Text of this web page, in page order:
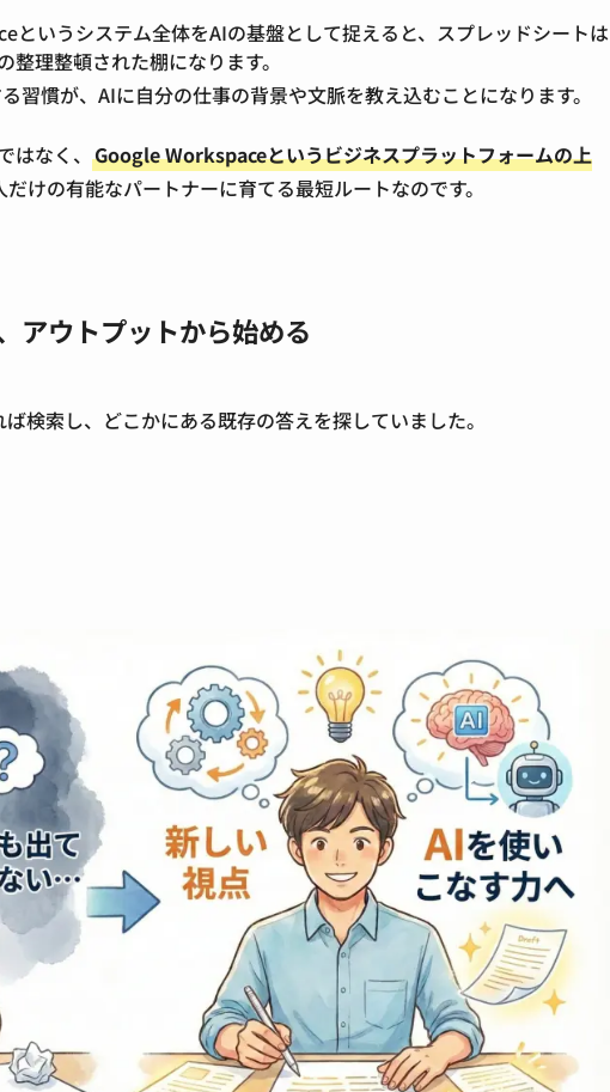
というシステム全体をAIの基盤として捉えると、スプレッドシートは
理整頓された棚になります。
習慣が、AIに自分の仕事の背景や文脈を教え込むことになります。
なく、 Google Workspaceというビジネスプラットフォームの上
けの有能なパートナーに育てる最短ルートなのです。
アウトプットから始める
検索し、どこかにある既存の答えを探していました。